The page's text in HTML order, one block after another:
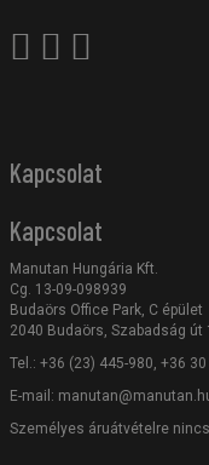
Kapcsolat
Kapcsolat
Manutan Hungária Kft.
Cg. 13-09-098939
Budaörs Office Park, C épület
2040 Budaörs, Szabadság út
Tel.: +36 (23) 445-980, +36
E-mail:
Személyes áruátvételre